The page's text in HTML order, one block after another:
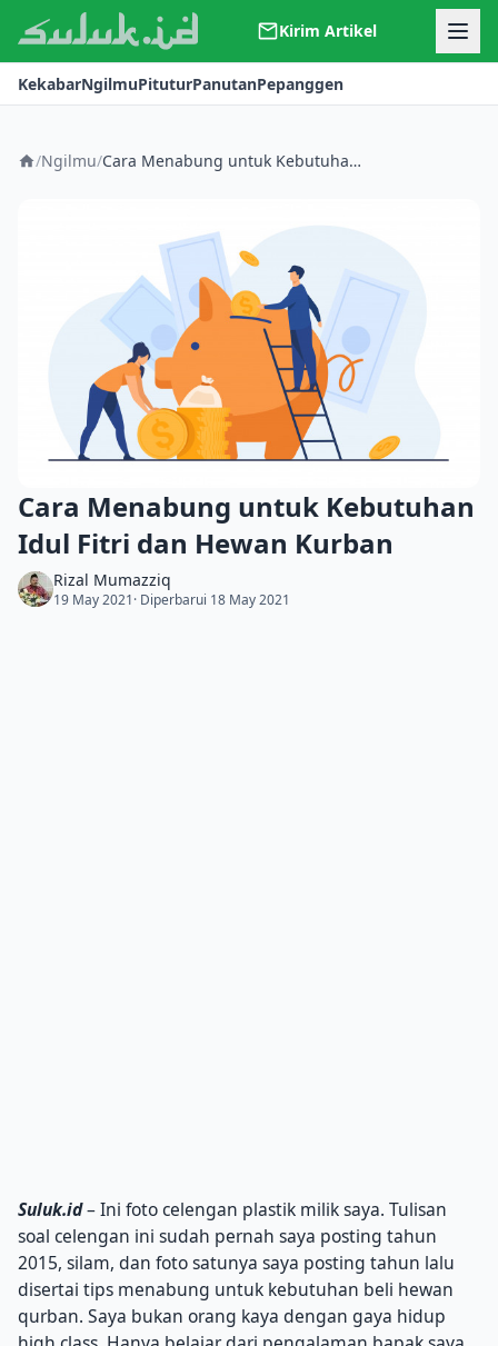
Kirim Artikel
Kerjasama
Kontak
KekabarNgilmuPituturPanutanPepanggen
/Ngilmu/ Cara Menabung untuk Kebutuhan Idul Fitri dan Hewan Kurban
Cara Menabung untuk Kebutuhan
Idul Fitri dan Hewan Kurban
Rizal Mumazziq
19 May 2021· Diperbarui 18 May 2021
Suluk.id– Ini foto celengan plastik milik saya. Tulisan
soal celengan ini sudah pernah saya posting tahun
2015, silam, dan foto satunya saya posting tahun lalu
disertai tips menabung untuk kebutuhan beli hewan
qurban. Saya bukan orang kaya dengan gaya hidup